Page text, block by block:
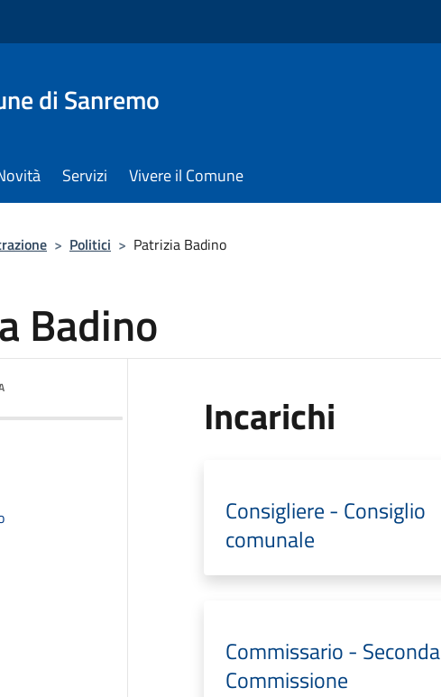
di Sanremo
Servizi Vivere il Comune
> Politici > Patrizia Badino
Badino
Incarichi
Consigliere - Consiglio
comunale
Commissario - Seconda
Commissione